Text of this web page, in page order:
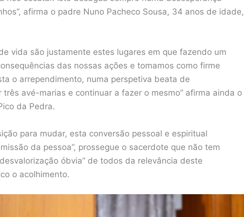
afirma o padre Nuno Pacheco Sousa, 34 anos de idade,
vida são justamente estes lugares em que fazendo um
das nossas ações e tomamos como firme
o arrependimento, numa perspetiva beata de
avé-marias e continuar a fazer o mesmo” afirma ainda o
da Pedra.
para mudar, esta conversão pessoal e espiritual
da pessoa”, prossegue o sacerdote que não tem
óbvia” de todos da relevância deste
o acolhimento.